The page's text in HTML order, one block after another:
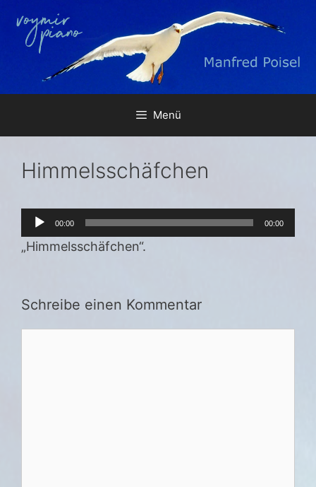
Inhalt
springen
Menü
Himmelsschäfchen
Audio-
Player
00:00 00:00
„Himmelsschäfchen“.
Schreibe einen Kommentar